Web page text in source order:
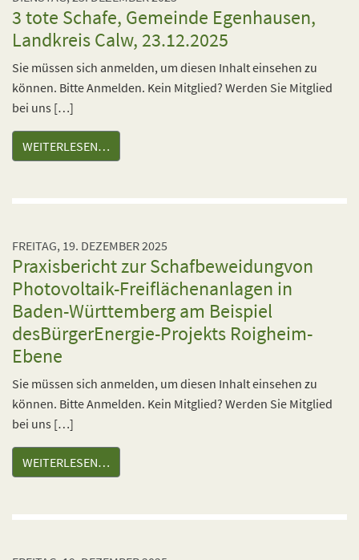
3 tote Schafe, Gemeinde Egenhausen,
Landkreis Calw, 23.12.2025
Sie müssen sich anmelden, um diesen Inhalt einsehen zu
können. Bitte Anmelden. Kein Mitglied? Werden Sie Mitglied
bei uns […]
WEITERLESEN…
FREITAG, 19. DEZEMBER 2025
Praxisbericht zur Schafbeweidungvon
Photovoltaik-Freiflächenanlagen in
Baden-Württemberg am Beispiel
desBürgerEnergie-Projekts Roigheim-
Ebene
Sie müssen sich anmelden, um diesen Inhalt einsehen zu
können. Bitte Anmelden. Kein Mitglied? Werden Sie Mitglied
bei uns […]
WEITERLESEN…